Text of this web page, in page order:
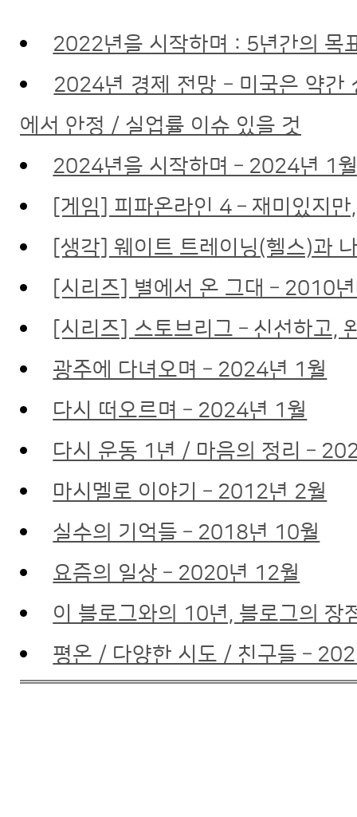
2022년을 시작하며 : 5년간의 목
2024년 경제 전망 – 미국은 약간
에서 안정 / 실업률 이슈 있을 것
2024년을 시작하며 – 2024년 1
[게임] 피파온라인 4 – 재미있지
[생각] 웨이트 트레이닝(헬스)과
[시리즈] 별에서 온 그대 – 2010
[시리즈] 스토브리그 – 신선하고,
광주에 다녀오며 – 2024년 1월
다시 떠오르며 – 2024년 1월
다시 운동 1년 / 마음의 정리 –
마시멜로 이야기 – 2012년 2월
실수의 기억들 – 2018년 10월
요즘의 일상 – 2020년 12월
이 블로그와의 10년, 블로그의
평온 / 다양한 시도 / 친구들 –